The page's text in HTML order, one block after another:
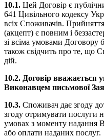
10.1. Цей Договір є
641 Цивільного кодексу
всіх Споживачів.
(акцепт) є повним і
зі всіма умовами Договору
також свідчить про те, що
дій.
10.2. Договір вважається
Виконавцем письмової
10.3. Споживач дає згоду
згоду отримувати послуги
умовах з моменту надання
або оплати наданих послуг.